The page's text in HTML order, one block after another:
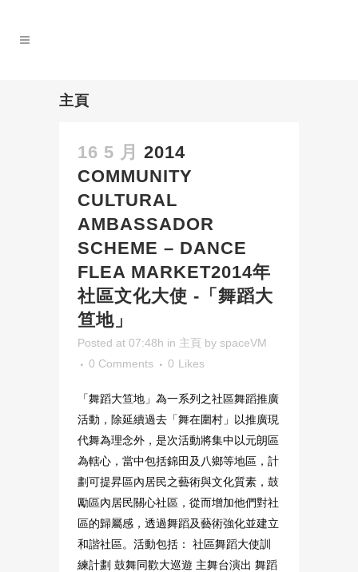
主頁
16 5 月 2014
COMMUNITY
CULTURAL
AMBASSADOR
SCHEME – DANCE
FLEA MARKET2014年
社區文化大使 -「舞蹈大
笪地」
Posted at 07:48h in 主頁 by spaceVM
0 Comments
0 Likes
「舞蹈大笪地」為一系列之社區舞蹈推廣
活動，除延續過去「舞在圍村」以推廣現
代舞為理念外，是次活動將集中以元朗區
為轄心，當中包括錦田及八鄉等地區，計
劃可提昇區內居民之藝術與文化質素，鼓
勵區內居民關心社區，從而增加他們對社
區的歸屬感，透過舞蹈及藝術強化並建立
和諧社區。活動包括： 社區舞蹈大使訓
練計劃 鼓舞同歡大巡遊 主舞台演出 舞蹈